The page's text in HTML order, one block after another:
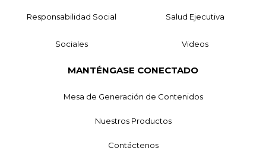
Responsabilidad Social Salud Ejecutiva
Sociales Videos
MANTÉNGASE CONECTADO
Mesa de Generación de Contenidos
Nuestros Productos
Contáctenos